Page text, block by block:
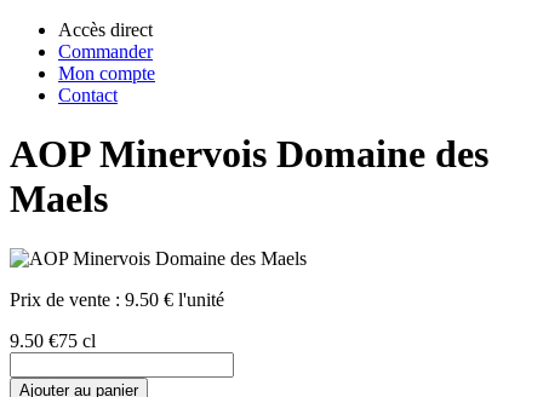
Accès direct
Commander
Mon compte
Contact
AOP Minervois Domaine des
Maels
Prix de vente : 9.50 € l'unité
9.50 €75 cl
Ajouter au panier